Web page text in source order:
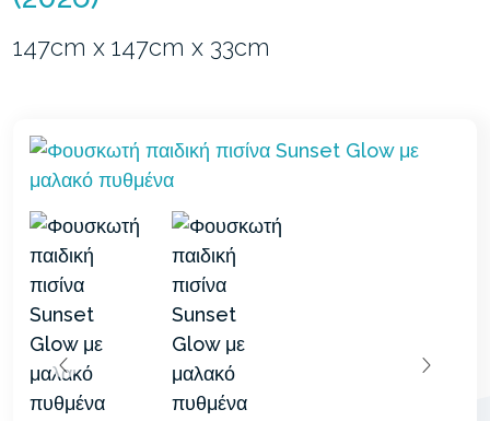
147cm x 147cm x 33cm